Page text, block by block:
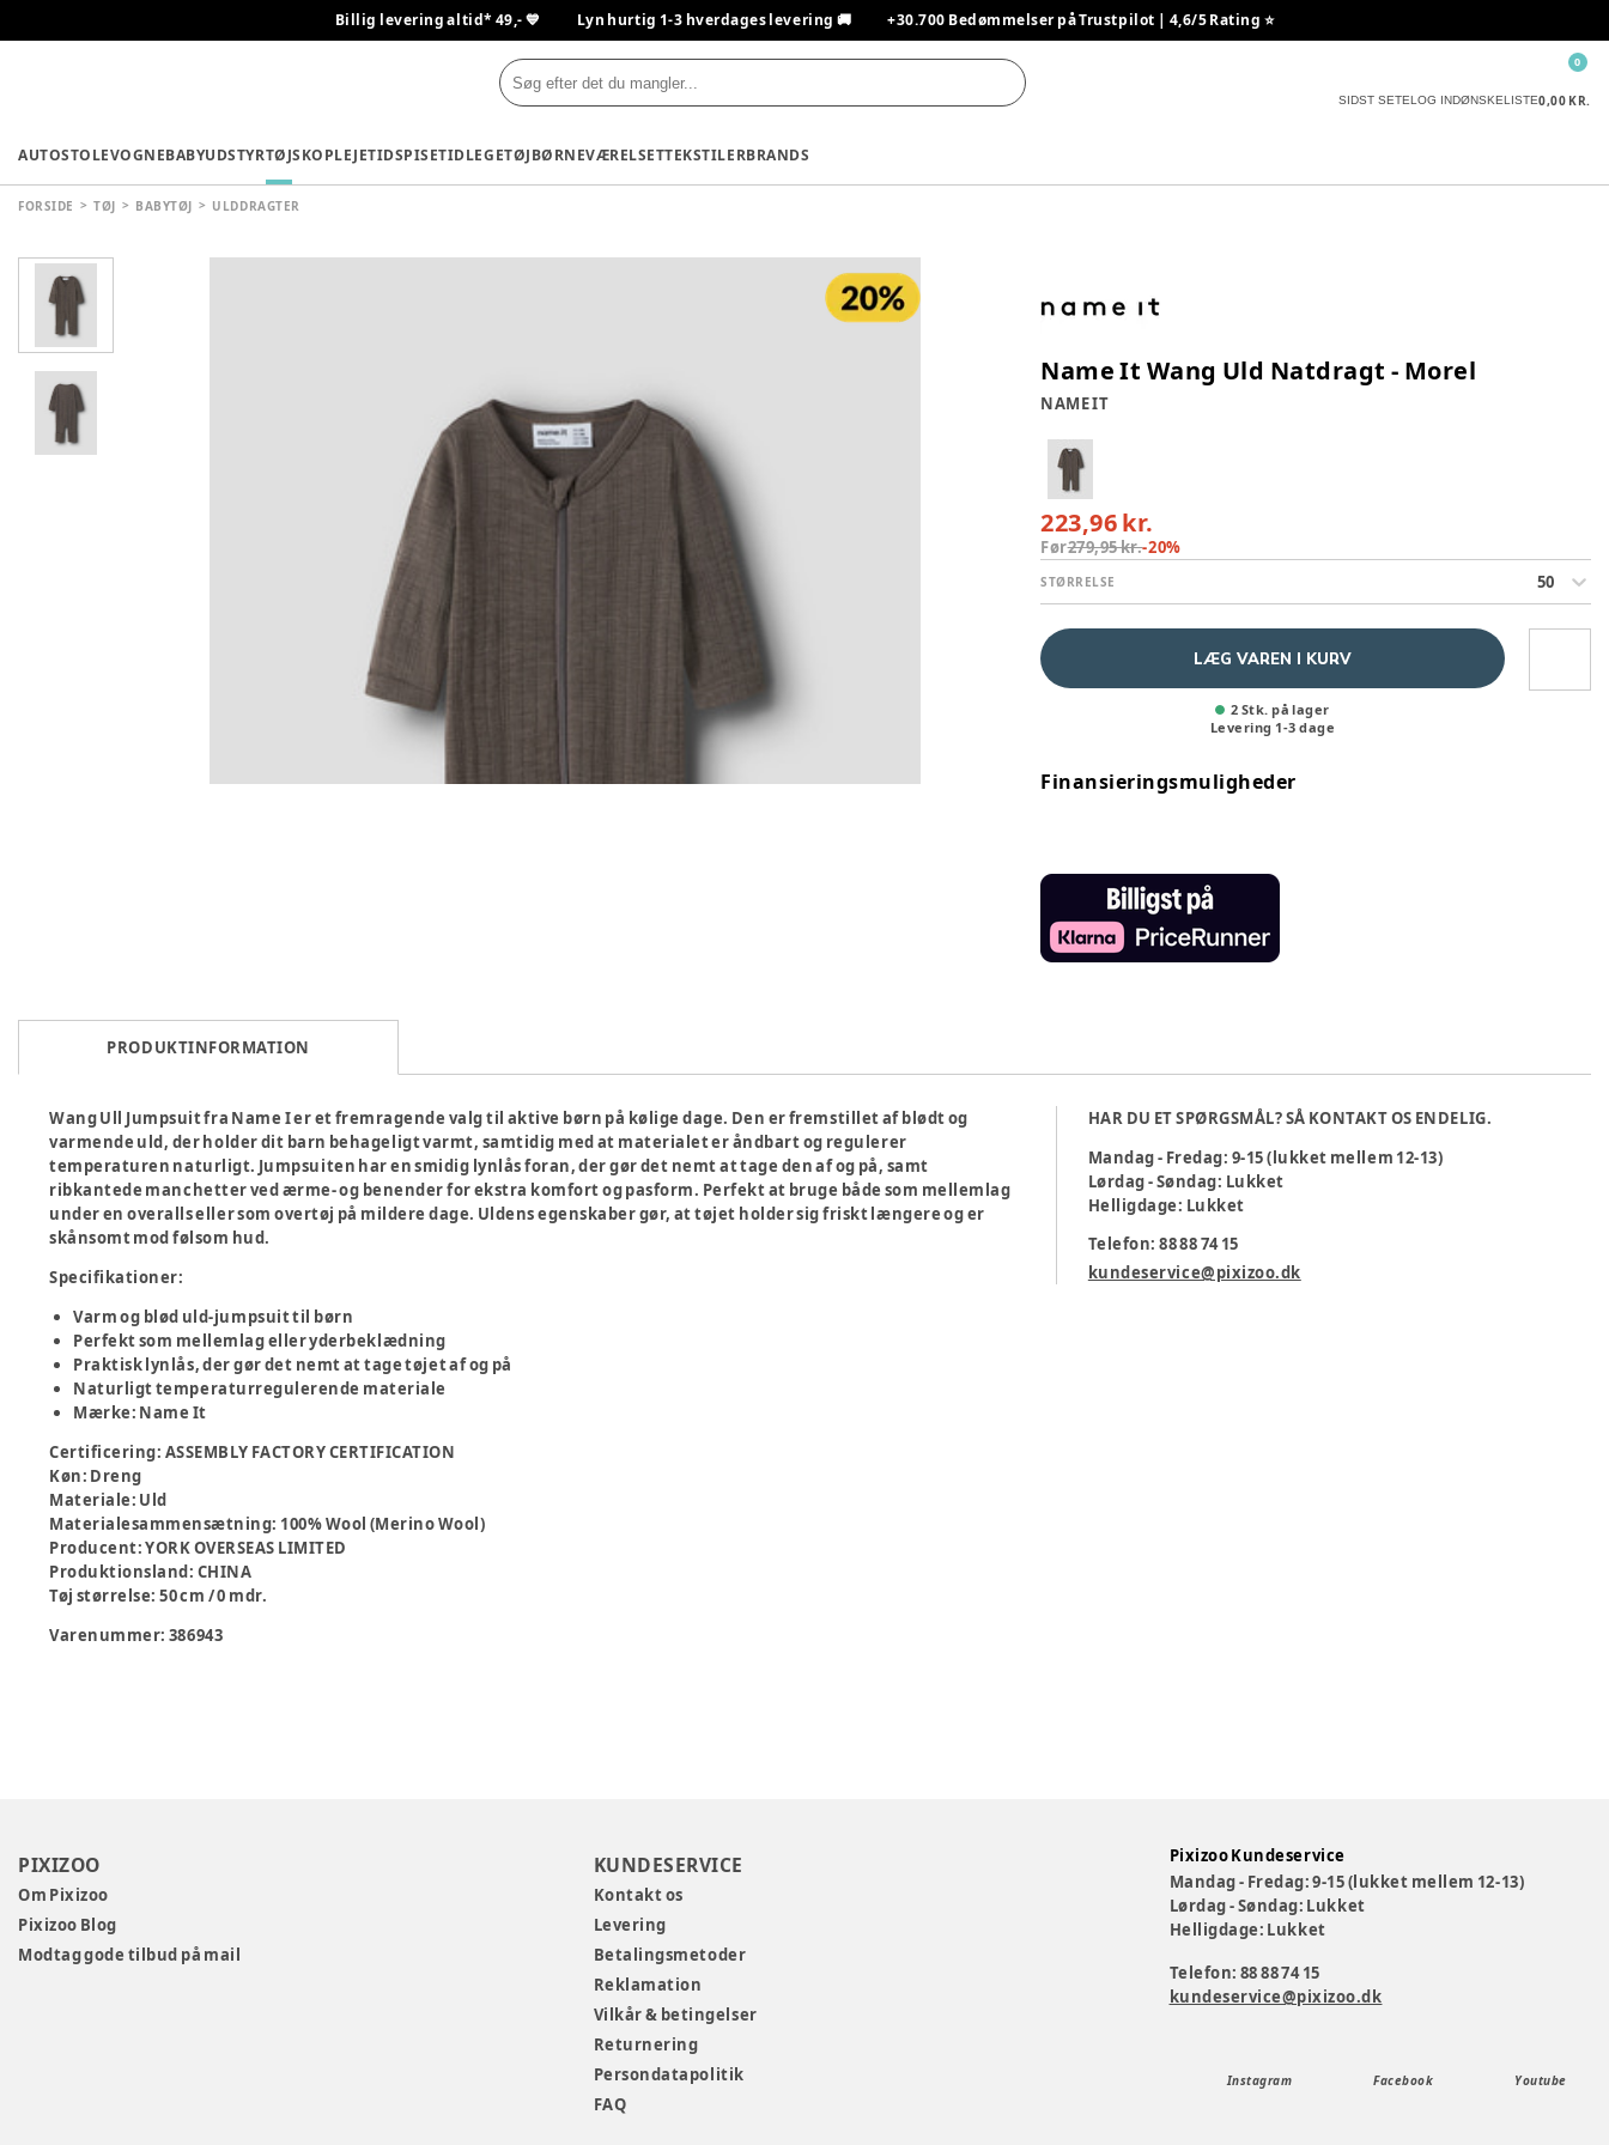
Billig levering altid* 49,- 💙 Lyn hurtig 1-3 hverdages levering 🚚 +30.700 Bedømmelser på Trustpilot | 4,6/5 Rating ⭐️
SIDST SETELOG INDØNSKELISTE0,00 KR.
0
AUTOSTOLEVOGNEBABYUDSTYRTØJSKOPLEJETIDSPISETIDLEGETØJBØRNEVÆRELSETTEKSTILERBRANDS
FORSIDE TØJ BABYTØJ ULDDRAGTER
Name It Wang Uld Natdragt - Morel
NAME IT
223,96 kr.
Før279,95 kr.-20%
STØRRELSE 50
LÆG VAREN I KURV
2 Stk. på lager
Levering 1-3 dage
Finansieringsmuligheder
PRODUKTINFORMATION
Wang Ull Jumpsuit fra Name I er et fremragende valg til aktive børn på kølige dage. Den er fremstillet af blødt og
varmende uld, der holder dit barn behageligt varmt, samtidig med at materialet er åndbart og regulerer
temperaturen naturligt. Jumpsuiten har en smidig lynlås foran, der gør det nemt at tage den af og på, samt
ribkantede manchetter ved ærme- og benender for ekstra komfort og pasform. Perfekt at bruge både som mellemlag
under en overalls eller som overtøj på mildere dage. Uldens egenskaber gør, at tøjet holder sig friskt længere og er
skånsomt mod følsom hud.
Specifikationer:
Varm og blød uld-jumpsuit til børn
Perfekt som mellemlag eller yderbeklædning
Praktisk lynlås, der gør det nemt at tage tøjet af og på
Naturligt temperaturregulerende materiale
Mærke: Name It
Certificering: ASSEMBLY FACTORY CERTIFICATION
Køn: Dreng
Materiale: Uld
Materialesammensætning: 100% Wool (Merino Wool)
Producent:YORK OVERSEAS LIMITED
Produktionsland: CHINA
Tøj størrelse:50 cm / 0 mdr.
Varenummer: 386943
HAR DU ET SPØRGSMÅL? SÅ KONTAKT OS ENDELIG.
Mandag - Fredag: 9-15 (lukket mellem 12-13)
Lørdag - Søndag: Lukket
Helligdage: Lukket
Telefon: 88 88 74 15
kundeservice@pixizoo.dk
PIXIZOO
Om Pixizoo
Pixizoo Blog
Modtag gode tilbud på mail
KUNDESERVICE
Kontakt os
Levering
Betalingsmetoder
Reklamation
Vilkår & betingelser
Returnering
Persondatapolitik
FAQ
Pixizoo Kundeservice
Mandag - Fredag: 9-15 (lukket mellem 12-13)
Lørdag - Søndag: Lukket
Helligdage: Lukket
Telefon: 88 88 74 15
kundeservice@pixizoo.dk
Instagram Facebook Youtube